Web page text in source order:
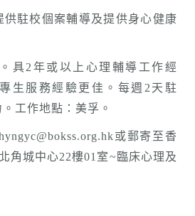
供駐校個案輔導及提供身心健康
具2年或以上心理輔導工作經
生服務經驗更佳。每週2天駐
工作地點：美孚。
或郵寄至香
角城中心22樓01室~臨床心理及